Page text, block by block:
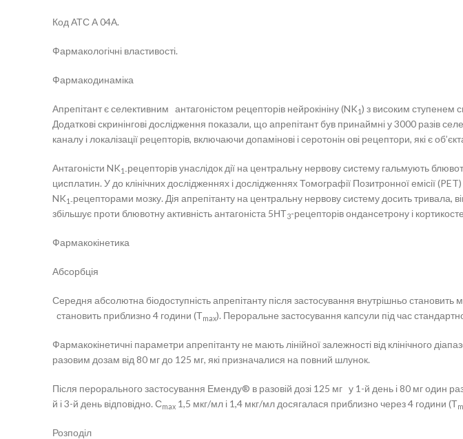
Код АТС А 04А.
Фармакологічні властивості.
Фармакодинаміка
Апрепітант є селективним антагоністом рецепторів нейрокініну (NK1) з високим ступенем
Додаткові скринінгові дослідження показали, що апрепітант був принаймні у 3000 разів
каналу і локалізації рецепторів, включаючи допамінові і серотонін ові рецептори, які є
Антагоністи NK1-рецепторів унаслідок дії на центральну нервову систему гальмують
цисплатин. У до клінічних дослідженнях і дослідженнях Томографії Позитронної емісії
NK1-рецепторами мозку. Дія апрепітанту на центральну нервову систему досить тривала,
збільшує проти блювотну активність антагоніста 5НТ3-рецепторів ондансетрону і
Фармакокінетика
Абсорбція
Середня абсолютна біодоступність апрепітанту після застосування внутрішньо
становить приблизно 4 години (Тmax). Пероральне застосування капсули під час
Фармакокінетичні параметри апрепітанту не мають лінійної залежності від клінічного
разовим дозам від 80 мг до 125 мг, які призначалися на повний шлунок.
Після перорального застосування Еменду® в разовій дозі 125 мг у 1-й день і 80 мг один
й і 3-й день відповідно. Сmax 1,5 мкг/мл і 1,4 мкг/мл досягалася приблизно через 4 години (Т
Розподіл